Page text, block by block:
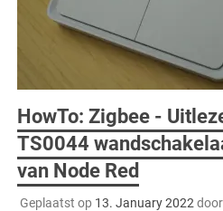
HowTo: Zigbee -
TS0044
van Node Red
Geplaatst op 13. January 2022 door